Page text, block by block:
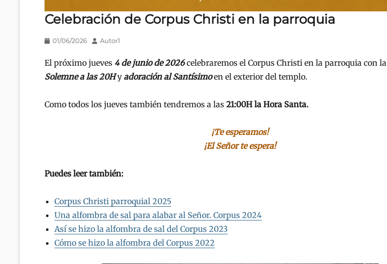
Celebración de Corpus Christi en la parroquia
Publicado
01/06/2026 Autor
Autor1
El próximo jueves 4 de junio de 2026celebraremos el Corpus Christi en la parroquia con la
Solemne a las 20Hy adoración al Santísimoen el exterior del templo.
Como todos los jueves también tendremos a las 21:00H la Hora Santa.
¡Te esperamos!
¡El Señor te espera!
Puedes leer también:
Corpus Christi parroquial 2025
Una alfombra de sal para alabar al Señor. Corpus 2024
Así se hizo la alfombra de sal del Corpus 2023
Cómo se hizo la alfombra del Corpus 2022